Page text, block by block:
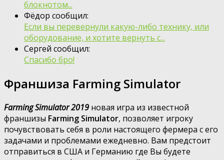
блокнотом...
Фёдор сообщил:
Если вы перевернули какую-либо технику, или
оборудование, и хотите вернуть с...
Сергей сообщил:
Спасибо бро!
Франшиза Farming Simulator
Farming Simulator 2019 новая игра из известной
франшизы Farming Simulator, позволяет игроку
почувствовать себя в роли настоящего фермера с его
задачами и проблемами ежедневно. Вам предстоит
отправиться в США и Германию где Вы будете